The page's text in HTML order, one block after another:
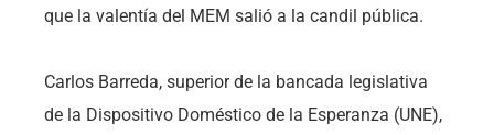
que la valentía del MEM salió a la candil pública.
Carlos Barreda, superior de la bancada legislativa
de la Dispositivo Doméstico de la Esperanza (UNE),